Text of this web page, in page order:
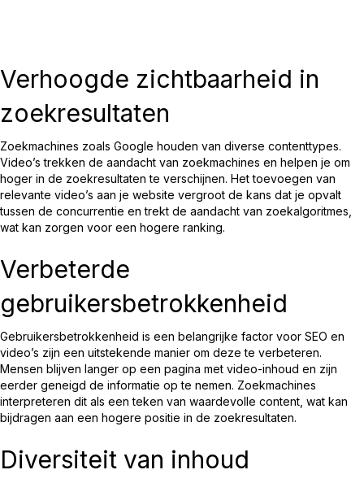
Verhoogde zichtbaarheid in
zoekresultaten
Zoekmachines zoals Google houden van diverse contenttypes.
Video’s trekken de aandacht van zoekmachines en helpen je om
hoger in de zoekresultaten te verschijnen. Het toevoegen van
relevante video’s aan je website vergroot de kans dat je opvalt
tussen de concurrentie en trekt de aandacht van zoekalgoritmes,
wat kan zorgen voor een hogere ranking.
Verbeterde
gebruikersbetrokkenheid
Gebruikersbetrokkenheid is een belangrijke factor voor SEO en
video’s zijn een uitstekende manier om deze te verbeteren.
Mensen blijven langer op een pagina met video-inhoud en zijn
eerder geneigd de informatie op te nemen. Zoekmachines
interpreteren dit als een teken van waardevolle content, wat kan
bijdragen aan een hogere positie in de zoekresultaten.
Diversiteit van inhoud